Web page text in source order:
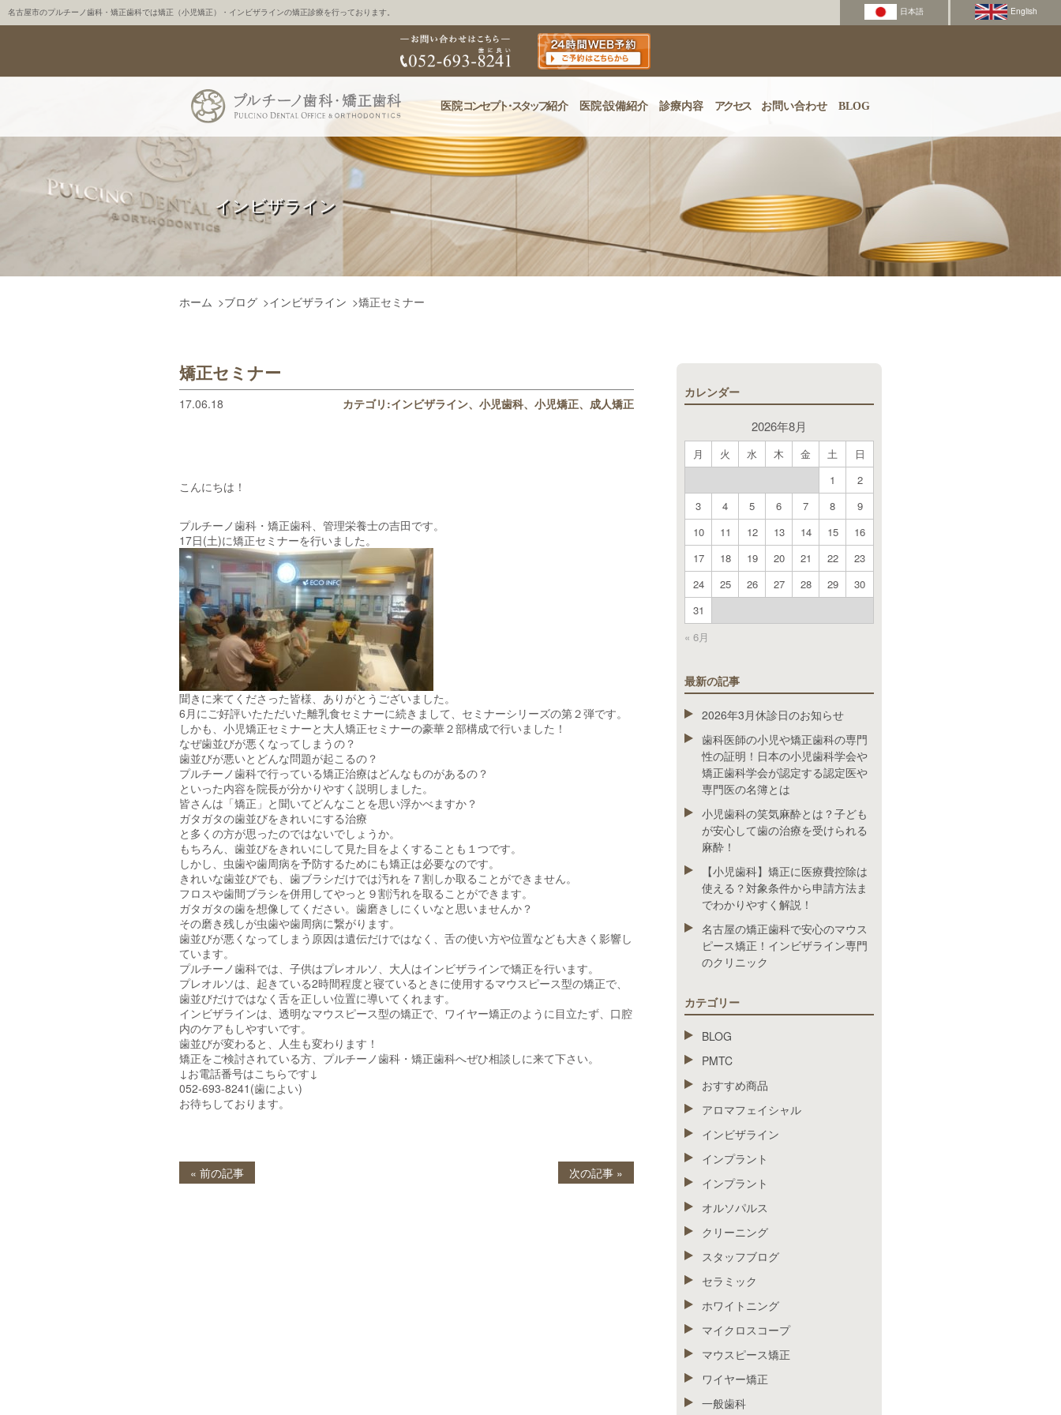
名古屋市のプルチーノ歯科・矯正歯科では矯正（小児矯正）・インビザラインの矯正診療を行っております。
医院コンセプト・スタッフ紹介 医院・設備紹介 診療内容 アクセス お問い合わせ BLOG
インビザライン
ホーム >ブログ >インビザライン >矯正セミナー
矯正セミナー
17.06.18 カテゴリ:インビザライン 小児歯科 小児矯正 成人矯正
こんにちは！
プルチーノ歯科・矯正歯科、管理栄養士の吉田です。
17日(土)に矯正セミナーを行いました。
聞きに来てくださった皆様、ありがとうございました。
6月にご好評いたただいた離乳食セミナーに続きまして、セミナーシリーズの第２弾です。
しかも、小児矯正セミナーと大人矯正セミナーの豪華２部構成で行いました！
なぜ歯並びが悪くなってしまうの？
歯並びが悪いとどんな問題が起こるの？
プルチーノ歯科で行っている矯正治療はどんなものがあるの？
といった内容を院長が分かりやすく説明しました。
皆さんは「矯正」と聞いてどんなことを思い浮かべますか？
ガタガタの歯並びをきれいにする治療
と多くの方が思ったのではないでしょうか。
もちろん、歯並びをきれいにして見た目をよくすることも１つです。
しかし、虫歯や歯周病を予防するためにも矯正は必要なのです。
きれいな歯並びでも、歯ブラシだけでは汚れを７割しか取ることができません。
フロスや歯間ブラシを併用してやっと９割汚れを取ることができます。
ガタガタの歯を想像してください。歯磨きしにくいなと思いませんか？
その磨き残しが虫歯や歯周病に繋がります。
歯並びが悪くなってしまう原因は遺伝だけではなく、舌の使い方や位置なども大きく影響し
ています。
プルチーノ歯科では、子供はプレオルソ、大人はインビザラインで矯正を行います。
プレオルソは、起きている2時間程度と寝ているときに使用するマウスピース型の矯正で、
歯並びだけではなく舌を正しい位置に導いてくれます。
インビザラインは、透明なマウスピース型の矯正で、ワイヤー矯正のように目立たず、口腔
内のケアもしやすいです。
歯並びが変わると、人生も変わります！
矯正をご検討されている方、プルチーノ歯科・矯正歯科へぜひ相談しに来て下さい。
↓お電話番号はこちらです↓
052-693-8241(歯によい)
お待ちしております。
« 前の記事 次の記事 »
カレンダー
2026年8月
月 火 水 木 金 土 日
« 6月
1
2
3
4 5 6 7 8
9
10
11 12 13 14 15
16
17
18 19 20 21 22
23
24
25 26 27 28 29
30
31
最新の記事
2026年3月休診日のお知らせ
歯科医師の小児や矯正歯科の専門
性の証明！日本の小児歯科学会や
矯正歯科学会が認定する認定医や
専門医の名簿とは
小児歯科の笑気麻酔とは？子ども
が安心して歯の治療を受けられる
麻酔！
【小児歯科】矯正に医療費控除は
使える？対象条件から申請方法ま
でわかりやすく解説！
名古屋の矯正歯科で安心のマウス
ピース矯正！インビザライン専門
のクリニック
カテゴリー
BLOG
PMTC
おすすめ商品
アロマフェイシャル
インビザライン
インプラント
インプラント
オルソパルス
クリーニング
スタッフブログ
セラミック
ホワイトニング
マイクロスコープ
マウスピース矯正
ワイヤー矯正
一般歯科